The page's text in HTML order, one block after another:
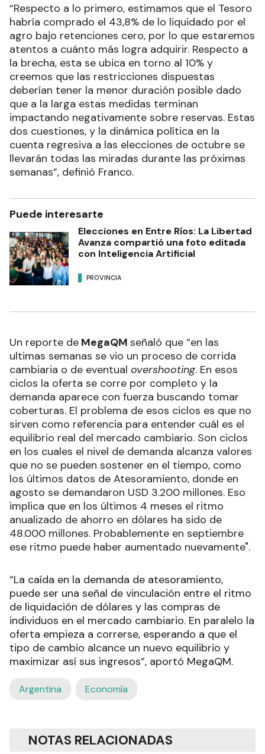
“Respecto a lo primero, estimamos que el Tesoro
habría comprado el 43,8% de lo liquidado por el
agro bajo retenciones cero, por lo que estaremos
atentos a cuánto más logra adquirir. Respecto a
la brecha, esta se ubica en torno al 10% y
creemos que las restricciones dispuestas
deberían tener la menor duración posible dado
que a la larga estas medidas terminan
impactando negativamente sobre reservas. Estas
dos cuestiones, y la dinámica política en la
cuenta regresiva a las elecciones de octubre se
llevarán todas las miradas durante las próximas
semanas”, definió Franco.
Puede interesarte
Elecciones en Entre Ríos: La Libertad
Avanza compartió una foto editada
con Inteligencia Artificial
PROVINCIA
Un reporte de MegaQM señaló que “en las
ultimas semanas se vio un proceso de corrida
cambiaria o de eventual overshooting. En esos
ciclos la oferta se corre por completo y la
demanda aparece con fuerza buscando tomar
coberturas. El problema de esos ciclos es que no
sirven como referencia para entender cuál es el
equilibrio real del mercado cambiario. Son ciclos
en los cuales el nivel de demanda alcanza valores
que no se pueden sostener en el tiempo, como
los últimos datos de Atesoramiento, donde en
agosto se demandaron USD 3.200 millones. Eso
implica que en los últimos 4 meses el ritmo
anualizado de ahorro en dólares ha sido de
48.000 millones. Probablemente en septiembre
ese ritmo puede haber aumentado nuevamente".
“La caída en la demanda de atesoramiento,
puede ser una señal de vinculación entre el ritmo
de liquidación de dólares y las compras de
individuos en el mercado cambiario. En paralelo la
oferta empieza a correrse, esperando a que el
tipo de cambio alcance un nuevo equilibrio y
maximizar así sus ingresos”, aportó MegaQM.
Argentina Economía
NOTAS RELACIONADAS